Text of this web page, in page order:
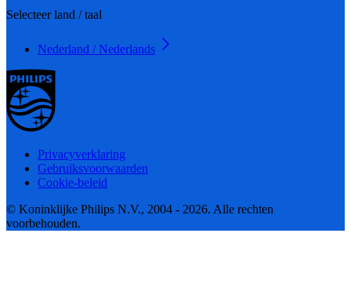
Selecteer land / taal
Nederland / Nederlands
Privacyverklaring
Gebruiksvoorwaarden
Cookie-beleid
© Koninklijke Philips N.V., 2004 - 2026. Alle rechten
voorbehouden.